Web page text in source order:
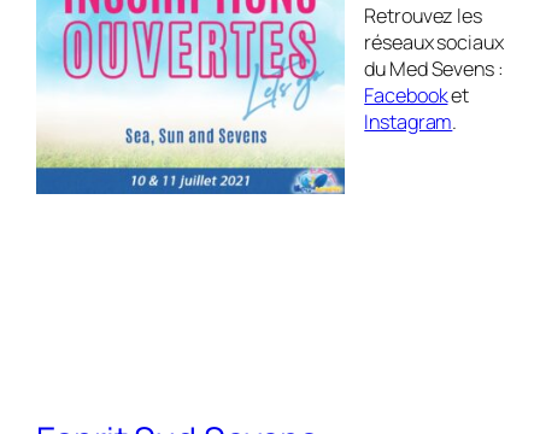
Retrouvez les
réseaux sociaux
du Med Sevens :
Facebooket
Instagram.